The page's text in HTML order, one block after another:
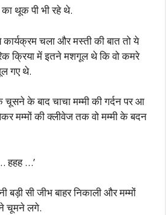
थूक पी भी रहे थे.
चला और मस्ती की बात तो ये
क्रिया में इतने मशगूल थे कि वो कमरे
गए थे.
चूसने के बाद चाचा मम्मी की गर्दन पर आ
मम्मों की क्लीवेज तक वो मम्मी के बदन
हहह …’
बड़ी सी जीभ बाहर निकाली और मम्मों
चूमने लगे.